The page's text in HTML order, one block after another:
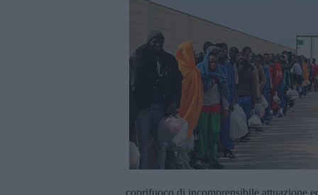
coprifuoco di incomprensibile attuazione